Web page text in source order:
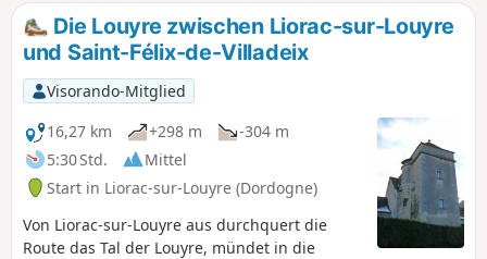
genießen.
Die Louyre zwischen Liorac-sur-Louyre
und Saint-Félix-de-Villadeix
Visorando-Mitglied
16,27 km
+298 m
-304 m
5:30 Std.
Mittel
Start in Liorac-sur-Louyre (Dordogne)
Von Liorac-sur-Louyre aus durchquert die
Route das Tal der Louyre, mündet in die